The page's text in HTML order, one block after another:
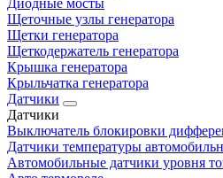
Диодные мосты
Щеточные узлы генератора
Щетки генератора
Щеткодержатель генератора
Крышка генератора
Крыльчатка генератора
Датчики
Датчики
Выключатель блокировки
Датчики температуры
Автомобильные датчики уровня